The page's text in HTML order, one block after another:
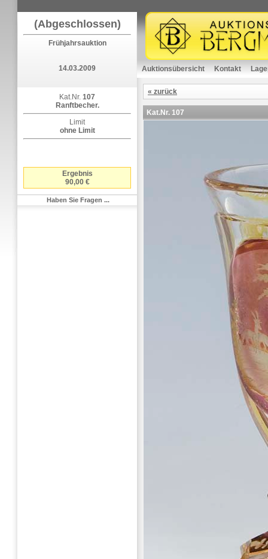
(Abgeschlossen)
Frühjahrsauktion
14.03.2009
Kat.Nr. 107
Ranftbecher.
Limit
ohne Limit
Ergebnis
90,00 €
Haben Sie Fragen ...
Auktionsübersicht Kontakt
« zurück
Kat.Nr. 107